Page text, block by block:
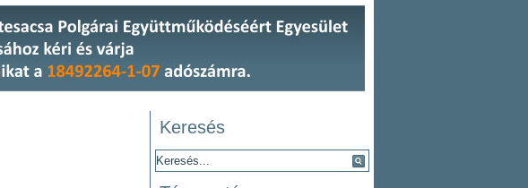
Keresés